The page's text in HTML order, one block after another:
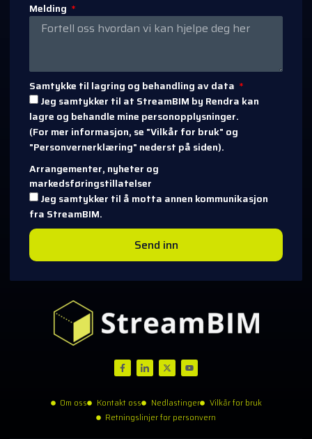
Melding
Samtykke til lagring og behandling av data
Jeg samtykker til at StreamBIM by Rendra kan
lagre og behandle mine personopplysninger.
(For mer informasjon, se "Vilkår for bruk" og
"Personvernerklæring" nederst på siden).
Arrangementer, nyheter og
markedsføringstillatelser
Jeg samtykker til å motta annen kommunikasjon
fra StreamBIM.
Send inn
Om oss Kontakt oss Nedlastinger
Vilkår for bruk
Retningslinjer for personvern